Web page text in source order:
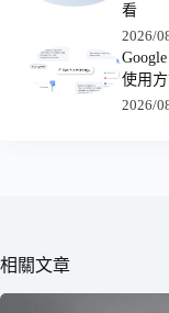
看
2026/
使用
2026/
相關文章